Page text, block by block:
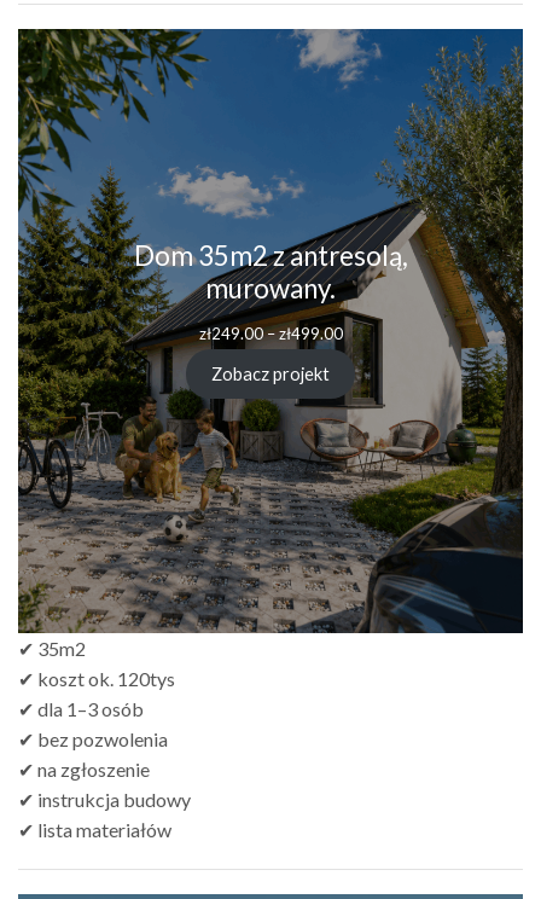
Dom 35m2 z antresolą,
murowany.
zł249.00–zł499.00
Zobacz projekt
✔ 35m2
✔ koszt ok. 120tys
✔ dla 1–3 osób
✔ bez pozwolenia
✔ na zgłoszenie
✔ instrukcja budowy
✔ lista materiałów